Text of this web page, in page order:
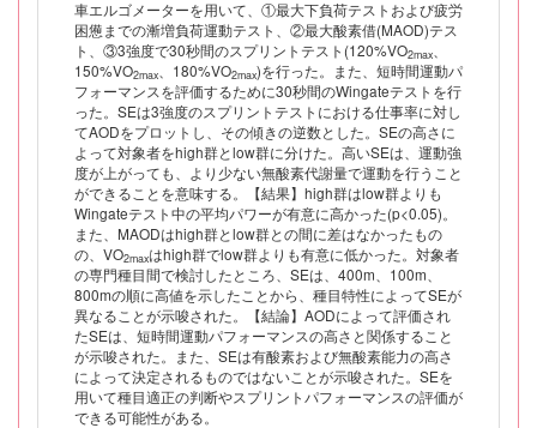
車エルゴメーターを用いて、①最大下負荷テストおよび疲労
困憊までの漸増負荷運動テスト、②最大酸素借(MAOD)テス
ト、③3強度で30秒間のスプリントテスト(120%VO2max
150%VO2max 、180%VO2max)を行った。また、短時間運動パ
フォーマンスを評価するために30秒間のWingateテストを行
った。SEは3強度のスプリントテストにおける仕事率に対し
てAODをプロットし、その傾きの逆数とした。SEの高さに
よって対象者をhigh群とlow群に分けた。高いSEは、運動強
度が上がっても、より少ない無酸素代謝量で運動を行うこと
ができることを意味する。【結果】high群はlow群よりも
Wingateテスト中の平均パワーが有意に高かった(p<0.05)。
また、MAODはhigh群とlow群との間に差はなかったもの
の、VO2maxはhigh群でlow群よりも有意に低かった。対象者
の専門種目間で検討したところ、SEは、400m、100m、
800mの順に高値を示したことから、種目特性によってSEが
異なることが示唆された。【結論】AODによって評価され
たSEは、短時間運動パフォーマンスの高さと関係すること
が示唆された。また、SEは有酸素および無酸素能力の高さ
によって決定されるものではないことが示唆された。SEを
用いて種目適正の判断やスプリントパフォーマンスの評価が
できる可能性がある。